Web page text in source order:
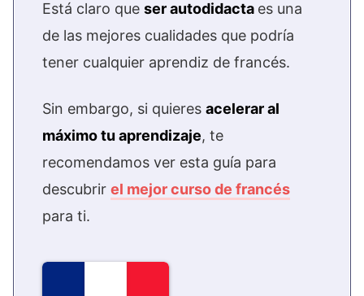
Está claro que ser autodidacta es una
de las mejores cualidades que podría
tener cualquier aprendiz de francés.
Sin embargo, si quieres acelerar al
máximo tu aprendizaje, te
recomendamos ver esta guía para
descubrir el mejor curso de francés
para ti.